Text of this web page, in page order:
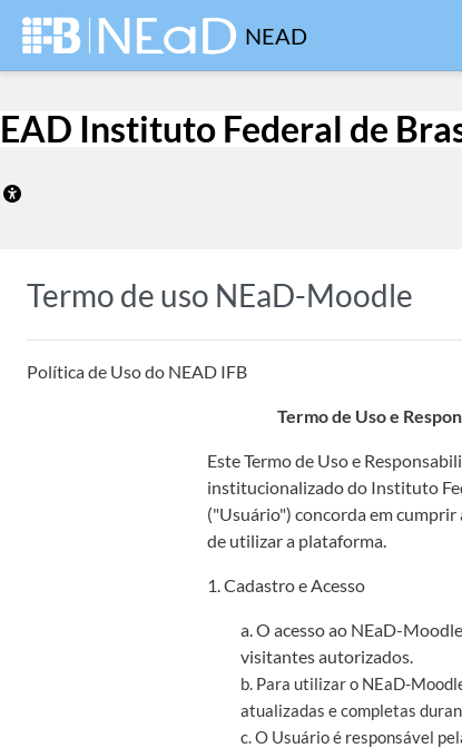
Ir para o conteúdo principal
NEAD
EAD Instituto Federal de
Termo de uso NEaD-Moodle
Política de Uso do NEAD IFB
Termo de Uso e
Este Termo de Uso e
institucionalizado do Instituto
("Usuário") concorda em cumprir
de utilizar a plataforma.
1. Cadastro e Acesso
a. O acesso ao NEaD-
visitantes autorizados.
b. Para utilizar o NEaD-
atualizadas e completas
c. O Usuário é responsável